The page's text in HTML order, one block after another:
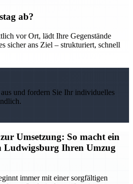
ab?
vor Ort, lädt Ihre Gegenstände
sicher ans Ziel – strukturiert, schnell
und fordern Sie Ihr individuelles
Umsetzung: So macht ein
Ludwigsburg Ihren Umzug
immer mit einer sorgfältigen